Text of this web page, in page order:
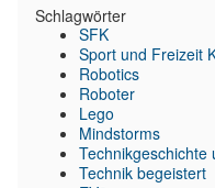
Schlagwörter
SFK
Sport und Freizeit
Robotics
Roboter
Lego
Mindstorms
Technikgeschichte
Technik begeistert